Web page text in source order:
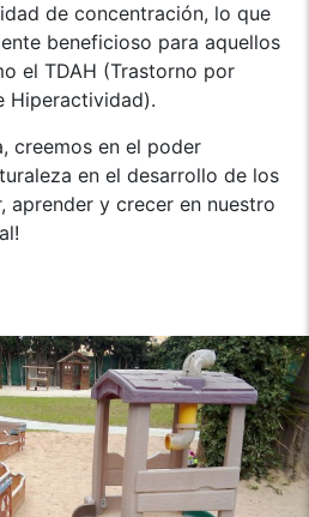
de concentración, lo que
beneficioso para aquellos
el TDAH (Trastorno por
Hiperactividad).
creemos en el poder
en el desarrollo de los
aprender y crecer en nuestro